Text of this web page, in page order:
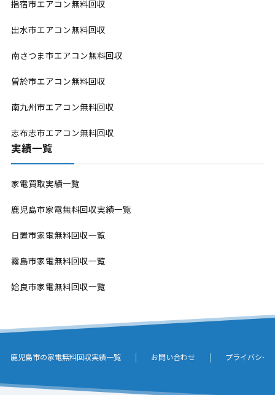
指宿市エアコン無料回収
出水市エアコン無料回収
南さつま市エアコン無料回収
曽於市エアコン無料回収
南九州市エアコン無料回収
志布志市エアコン無料回収
実績一覧
家電買取実績一覧
鹿児島市家電無料回収実績一覧
日置市家電無料回収一覧
霧島市家電無料回収一覧
姶良市家電無料回収一覧
鹿児島市の家電無料回収実績一覧 お問い合わせ プライバシー